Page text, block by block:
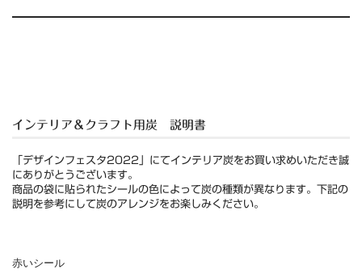
インテリア＆クラフト用炭 説明書
「デザインフェスタ2022」にてインテリア炭をお買い求めいただき誠
にありがとうございます。
商品の袋に貼られたシールの色によって炭の種類が異なります。下記の
説明を参考にして炭のアレンジをお楽しみください。
赤いシール